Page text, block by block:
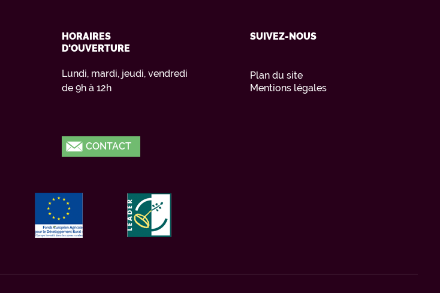
HORAIRES
D'OUVERTURE
Lundi, mardi, jeudi, vendredi
de 9h à 12h
CONTACT
SUIVEZ-NOUS
Plan du site
Mentions légales